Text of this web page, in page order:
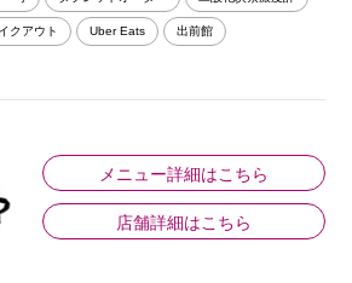
クアウト Uber Eats 出前館
メニュー詳細はこちら
店舗詳細はこちら